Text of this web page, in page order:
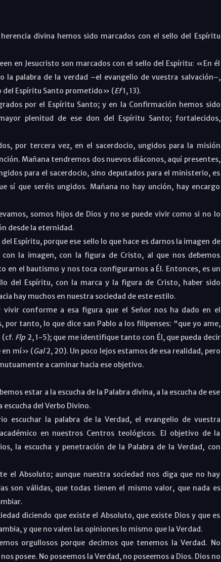
divina hemos sido marcados con el sello del Espíritu
en Jesucristo son marcados con el sello del Espíritu: «En él
la palabra de la verdad –el evangelio de vuestra salvación–,
del Espíritu Santo prometido» (Ef1, 13).
por el Espíritu Santo; y en la Confirmación hemos sido
plenitud de ese don del Espíritu Santo; fortalecidos,
por tercera vez, en el sacerdocio, ungidos para la misión
Mañana tendremos dos nuevos diáconos, aquí presentes,
para el sacerdocio, sino deputados para el ministerio, es
sí que seréis ungidos. Mañana no hay unción, hay encargo
somos hijos de Dios y no se puede vivir como si no lo
desde la eternidad.
Espíritu, porque ese sello lo que hace es darnos la imagen de
la imagen, con la figura de Cristo, al que nos debemos
en el bautismo y nos toca configurarnos a Él. Entonces, es un
del Espíritu, con la marca y la figura de Cristo, haber sido
hay muchos en nuestra sociedad de este estilo.
conforme a esa figura que el Señor nos ha dado en el
por tanto, lo que dice san Pablo a los filipenses: "que yo ame,
(cf. Flp 2, 1-5); que me identifique tanto con Él, que pueda decir
en mí» (Gal2, 20). Un poco lejos estamos de esa realidad, pero
a caminar hacia ese objetivo.
estar a la escucha de la Palabra divina, a la escucha de ese
del Verbo Divino.
escuchar la palabra de la Verdad, el evangelio de vuestra
en nuestros Centros teológicos. El objetivo de la
la escucha y penetración de la Palabra de la Verdad, con
el Absoluto; aunque nuestra sociedad nos diga que no hay
son válidas, que todas tienen el mismo valor, que nada es
diciendo que existe el Absoluto, que existe Dios y que es
y que no valen las opiniones lo mismo que la Verdad.
orgullosos porque decimos que tenemos la Verdad. No
posee. No poseemos la Verdad, no poseemos a Dios. Dios no